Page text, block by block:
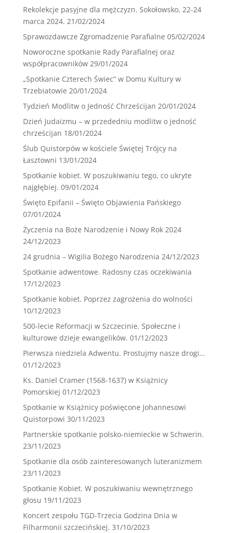
Rekolekcje pasyjne dla mężczyzn. Sokołowsko, 22-24
marca 2024. 21/02/2024
Sprawozdawcze Zgromadzenie Parafialne 05/02/2024
Noworoczne spotkanie Rady Parafialnej oraz
współpracowników 29/01/2024
„Spotkanie Czterech Świec” w Domu Kultury w
Trzebiatowie 20/01/2024
Tydzień Modlitw o Jedność Chrześcijan 20/01/2024
Dzień Judaizmu – w przededniu modlitw o jedność
chrześcijan 18/01/2024
Ślub Quistorpów w kościele Świętej Trójcy na
Łasztowni 13/01/2024
Spotkanie kobiet. W poszukiwaniu tego, co ukryte
najgłębiej. 09/01/2024
Święto Epifanii – Święto Objawienia Pańskiego
07/01/2024
Życzenia na Boże Narodzenie i Nowy Rok 2024
24/12/2023
24 grudnia – Wigilia Bożego Narodzenia 24/12/2023
Spotkanie adwentowe. Radosny czas oczekiwania
17/12/2023
Spotkanie kobiet. Poprzez zagrożenia do wolności
10/12/2023
500-lecie Reformacji w Szczecinie. Społeczne i
kulturowe dzieje ewangelików. 01/12/2023
Pierwsza niedziela Adwentu. Prostujmy nasze drogi…
01/12/2023
Ks. Daniel Cramer (1568-1637) w Książnicy
Pomorskiej 01/12/2023
Spotkanie w Książnicy poświęcone Johannesowi
Quistorpowi 30/11/2023
Partnerskie spotkanie polsko-niemieckie w Schwerin.
23/11/2023
Spotkanie dla osób zainteresowanych luteranizmem
23/11/2023
Spotkanie Kobiet. W poszukiwaniu wewnętrznego
głosu 19/11/2023
Koncert zespołu TGD-Trzecia Godzina Dnia w
Filharmonii szczecińskiej. 31/10/2023